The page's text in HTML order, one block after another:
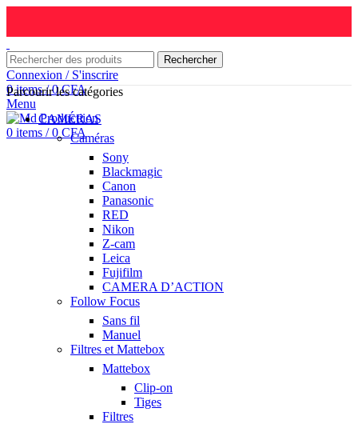
Rechercher
Connexion / S'inscrire
0items / 0CFA
Menu
0 items / 0 CFA
Parcourir les catégories
CAMÉRAS
Caméras
Sony
Blackmagic
Canon
Panasonic
RED
Nikon
Z-cam
Leica
Fujifilm
CAMERA D’ACTION
Follow Focus
Sans fil
Manuel
Filtres et Mattebox
Mattebox
Clip-on
Tiges
Filtres